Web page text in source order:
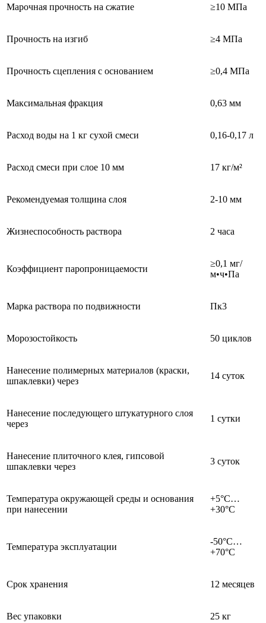
Марочная прочность на сжатие ≥10 МПа
Прочность на изгиб ≥4 МПа
Прочность сцепления с основанием ≥0,4 МПа
Максимальная фракция 0,63 мм
Расход воды на 1 кг сухой смеси 0,16-0,17 л
Расход смеси при слое 10 мм 17 кг/м²
Рекомендуемая толщина слоя 2-10 мм
Жизнеспособность раствора 2 часа
Коэффициент паропроницаемости
≥0,1 мг/
м•ч•Па
Марка раствора по подвижности Пк3
Морозостойкость 50 циклов
Нанесение полимерных материалов (краски,
шпаклевки) через
14 суток
Нанесение последующего штукатурного слоя
через
1 сутки
Нанесение плиточного клея, гипсовой
шпаклевки через
3 суток
Температура окружающей среды и основания
при нанесении
+5°С…
+30°С
Температура эксплуатации
-50°С…
+70°С
Срок хранения 12 месяцев
Вес упаковки 25 кг